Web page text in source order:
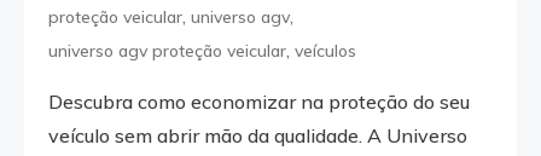
proteção veicular,universo agv,
universo agv proteção veicular,veículos
Descubra como economizar na proteção do seu
veículo sem abrir mão da qualidade. A Universo